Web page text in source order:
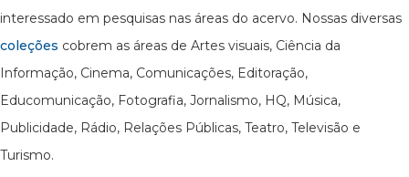
interessado em pesquisas nas áreas do acervo. Nossas diversas
coleções cobrem as áreas de Artes visuais, Ciência da
Informação, Cinema, Comunicações, Editoração,
Educomunicação, Fotografia, Jornalismo, HQ, Música,
Publicidade, Rádio, Relações Públicas, Teatro, Televisão e
Turismo.